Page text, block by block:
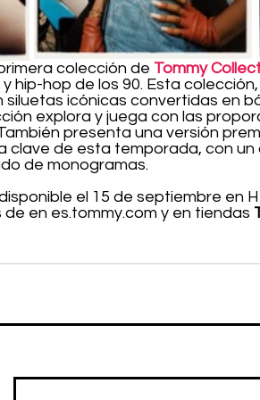
colección de Tommy
y hip-hop de los 90. Esta
icónicas convertidas en
explora y juega con las
presenta una versión
clave de esta temporada, con
de monogramas.
el 15 de septiembre en
en es.tommy.com y en tiendas